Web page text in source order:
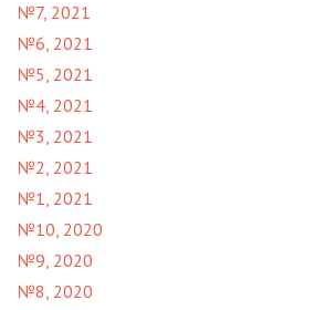
№7, 2021
№6, 2021
№5, 2021
№4, 2021
№3, 2021
№2, 2021
№1, 2021
№10, 2020
№9, 2020
№8, 2020